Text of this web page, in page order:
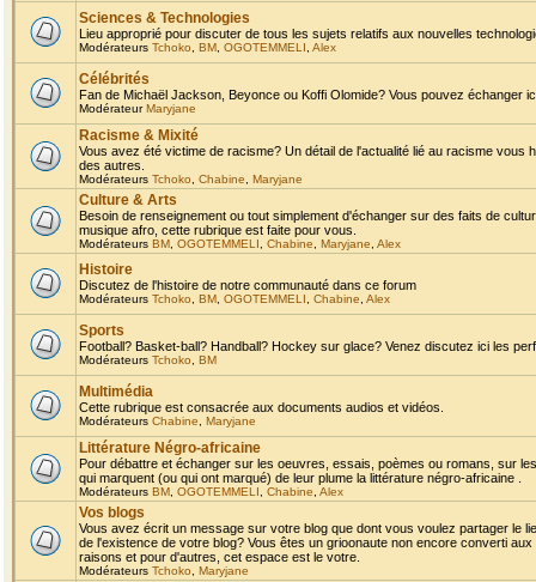
Sciences & Technologies
Lieu approprié pour discuter de tous les sujets relatifs aux nouvelles
Modérateurs Tchoko BM OGOTEMMELI Alex
Célébrités
Fan de Michaël Jackson, Beyonce ou Koffi Olomide? Vous pouvez échanger
ModérateurMaryjane
Racisme & Mixité
Vous avez été victime de racisme? Un détail de l'actualité lié au racisme
des autres.
Modérateurs Tchoko Chabine Maryjane
Culture & Arts
Besoin de renseignement ou tout simplement d'échanger sur des faits de
musique afro, cette rubrique est faite pour vous.
Modérateurs BM OGOTEMMELI Chabine Maryjane Alex
Histoire
Discutez de l'histoire de notre communauté dans ce forum
Modérateurs Tchoko BM OGOTEMMELI Chabine Alex
Sports
Football? Basket-ball? Handball? Hockey sur glace? Venez discutez ici les
Modérateurs Tchoko BM
Multimédia
Cette rubrique est consacrée aux documents audios et vidéos.
Modérateurs Chabine Maryjane
Littérature Négro-africaine
Pour débattre et échanger sur les oeuvres, essais, poèmes ou romans, sur
qui marquent (ou qui ont marqué) de leur plume la littérature négro-africaine .
Modérateurs BM OGOTEMMELI Chabine Alex
Vos blogs
Vous avez écrit un message sur votre blog que dont vous voulez partager le
de l'existence de votre blog? Vous êtes un grioonaute non encore converti
raisons et pour d'autres, cet espace est le votre.
Modérateurs Tchoko Maryjane